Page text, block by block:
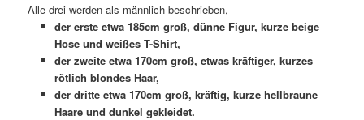
Alle drei werden als männlich beschrieben,
der erste etwa 185cm groß, dünne Figur, kurze beige
Hose und weißes T-Shirt,
der zweite etwa 170cm groß, etwas kräftiger, kurzes
rötlich blondes Haar,
der dritte etwa 170cm groß, kräftig, kurze hellbraune
Haare und dunkel gekleidet.